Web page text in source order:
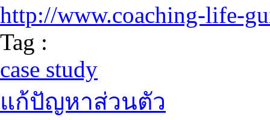
http://www.coaching-life-
Tag :
case study
แก้ปัญหาส่วนตัว